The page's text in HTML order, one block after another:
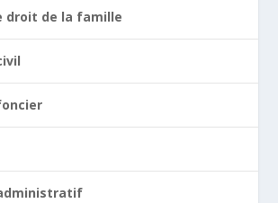
droit de la famille